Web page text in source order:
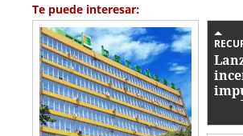
Te puede interesar: